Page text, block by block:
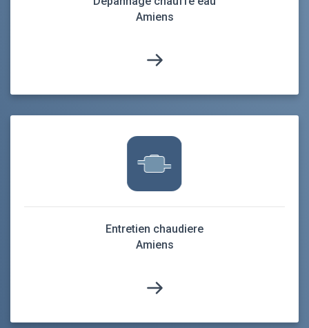
Amiens
Entretien chaudiere
Amiens